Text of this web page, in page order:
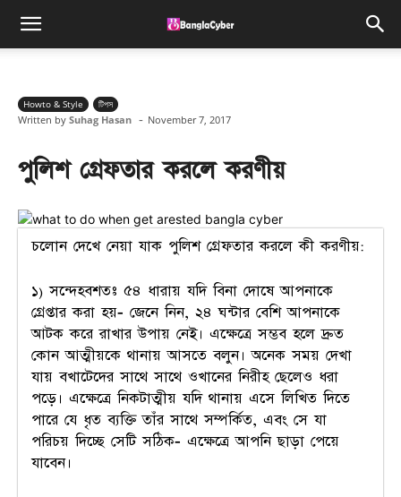
Howto & Style টিপস
Written by Suhag Hasan - November 7, 2017
পুলিশ গ্রেফতার করলে করণীয়
চলোন দেখে নেয়া যাক পুলিশ গ্রেফতার করলে কী করণীয়:
১) সন্দেহবশতঃ ৫৪ ধারায় যদি বিনা দোষে আপনাকে
গ্রেপ্তার করা হয়- জেনে নিন, ২৪ ঘন্টার বেশি আপনাকে
আটক করে রাখার উপায় নেই। এক্ষেত্রে সম্ভব হলে দ্রুত
কোন আত্মীয়কে থানায় আসতে বলুন। অনেক সময় দেখা
যায় বখাটেদের সাথে সাথে ওখানের নিরীহ ছেলেও ধরা
পড়ে। এক্ষেত্রে নিকটাত্মীয় যদি থানায় এসে লিখিত দিতে
পারে যে ধৃত ব্যক্তি তাঁর সাথে সম্পর্কিত, এবং সে যা
পরিচয় দিচ্ছে সেটি সঠিক- এক্ষেত্রে আপনি ছাড়া পেয়ে
যাবেন।